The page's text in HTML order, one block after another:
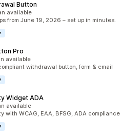
Button
available
from June 19, 2026 – set up in minutes.
Pro
available
withdrawal button, form & email
Widget ADA
available
with WCAG, EAA, BFSG, ADA compliance